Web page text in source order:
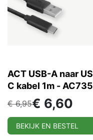
ACT USB-A naar
C kabel 1m -
€6,95€ 6,60
BEKIJK EN BESTEL